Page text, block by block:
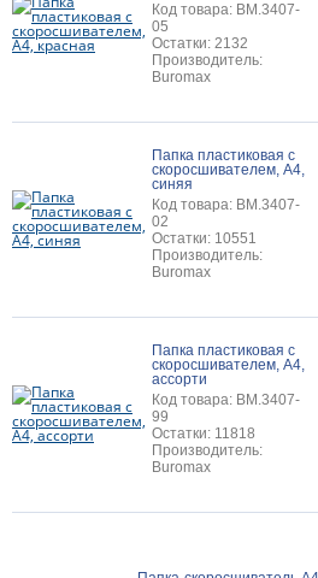
Код товара: BM.3407-
05
Остатки: 2132
Производитель:
Buromax
Папка пластиковая с
скоросшивателем, A4,
синяя
Код товара: BM.3407-
02
Остатки: 10551
Производитель:
Buromax
Папка пластиковая с
скоросшивателем, A4,
ассорти
Код товара: BM.3407-
99
Остатки: 11818
Производитель:
Buromax